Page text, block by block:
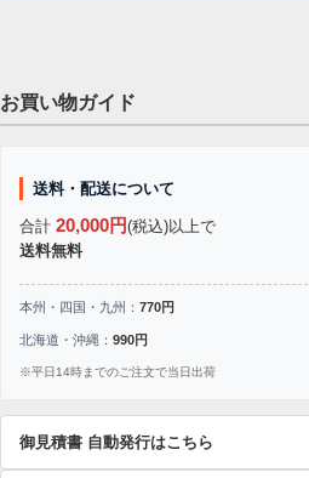
お買い物ガイド
送料・配送について
合計 20,000円(税込)以上で
送料無料
本州・四国・九州： 770円
北海道・沖縄： 990円
※平日14時までのご注文で当日出荷
御見積書 自動発行はこちら